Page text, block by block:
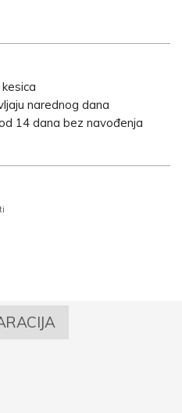
narednog dana
14 dana bez navođenja